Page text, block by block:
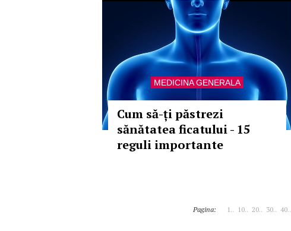
MEDICINA GENERALA
Cum să-ți păstrezi
sănătatea ficatului - 15
reguli importante
Pagina: 1.. 10.. 20.. 30.. 40..